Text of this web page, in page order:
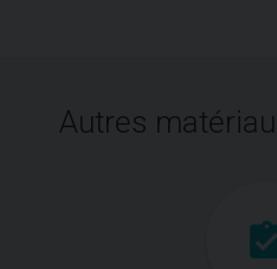
Autres